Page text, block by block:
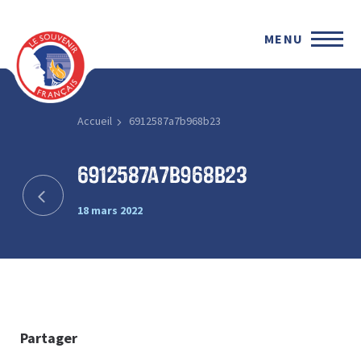
MENU
Accueil 6912587a7b968b23
6912587a7b968b23
18 mars 2022
Partager